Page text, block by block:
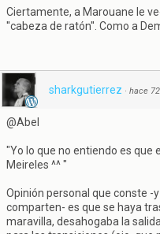
Ciertamente, a Marouane le
''cabeza de ratón''. Como a
sharkgutierrez · hace
@Abel
"Yo lo que no entiendo es que
Meireles ^^ "
Opinión personal que conste -
comparten- es que se haya
maravilla, desahogaba la